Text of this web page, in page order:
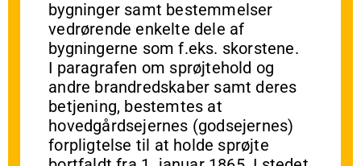
bygninger samt bestemmelser
vedrørende enkelte dele af
bygningerne som f.eks. skorstene.
I paragrafen om sprøjtehold og
andre brandredskaber samt deres
betjening, bestemtes at
hovedgårdsejernes (godsejernes)
forpligtelse til at holde sprøjte